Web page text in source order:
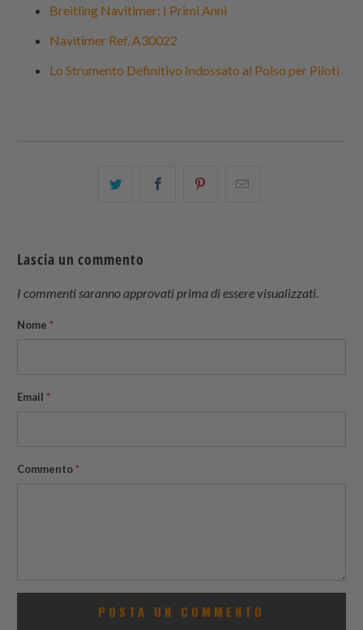
Breitling Navitimer: I Primi Anni
Navitimer Ref. A30022
Lo Strumento Definitivo Indossato al Polso per Piloti
Condividi Share
Condividi
Lascia un commento
I commenti saranno approvati prima di essere visualizzati.
Nome *
Email *
Commento *